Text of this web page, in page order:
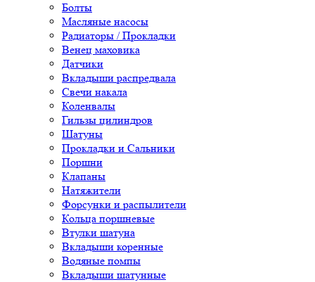
Болты
Масляные насосы
Радиаторы / Прокладки
Венец маховика
Датчики
Вкладыши распредвала
Свечи накала
Коленвалы
Гильзы цилиндров
Шатуны
Прокладки и Сальники
Поршни
Клапаны
Натяжители
Форсунки и распылители
Кольца поршневые
Втулки шатуна
Вкладыши коренные
Водяные помпы
Вкладыши шатунные